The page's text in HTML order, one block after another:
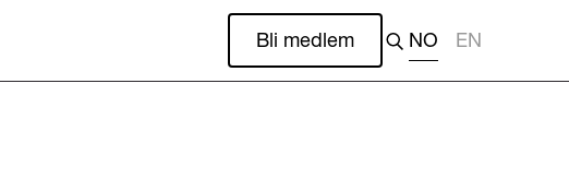
Bli medlem NO EN